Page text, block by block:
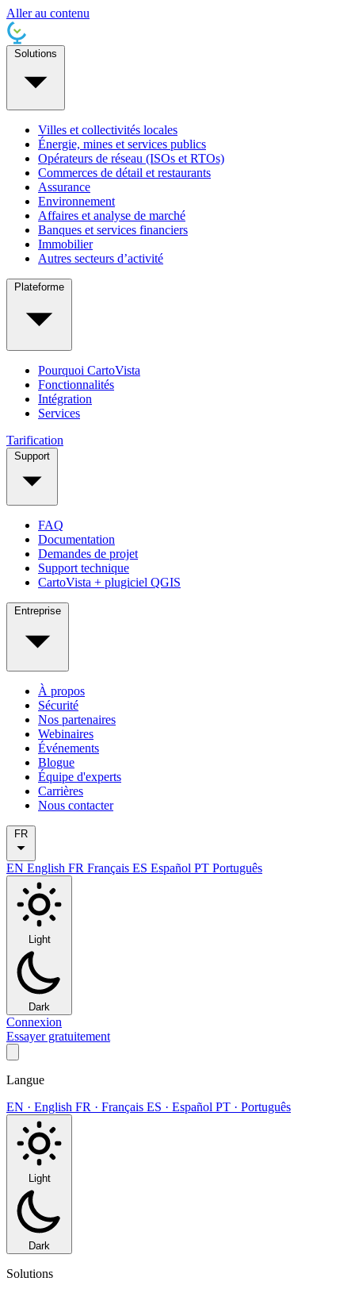
Aller au contenu
Villes et collectivités locales
Énergie, mines et services publics
Opérateurs de réseau (ISOs et RTOs)
Commerces de détail et restaurants
Assurance
Environnement
Affaires et analyse de marché
Banques et services financiers
Immobilier
Autres secteurs d’activité
Pourquoi CartoVista
Fonctionnalités
Intégration
Services
Tarification
FAQ
Documentation
Demandes de projet
Support technique
CartoVista + plugiciel QGIS
À propos
Sécurité
Nos partenaires
Webinaires
Événements
Blogue
Équipe d'experts
Carrières
Nous contacter
EN English FR Français ES Español PT Português
Light
Dark
Connexion
Essayer gratuitement
Langue
EN · English FR · Français ES · Español PT · Português
Light
Dark
Solutions